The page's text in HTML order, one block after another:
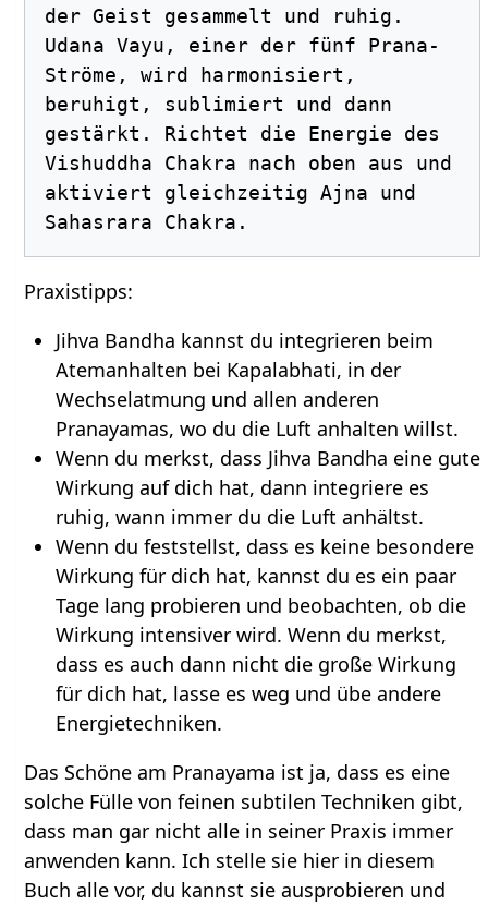
der Geist gesammelt und ruhig.
Udana Vayu, einer der fünf Prana-
Ströme, wird harmonisiert,
beruhigt, sublimiert und dann
gestärkt. Richtet die Energie des
Vishuddha Chakra nach oben aus und
aktiviert gleichzeitig Ajna und
Praxistipps:
Jihva Bandha kannst du integrieren beim
Atemanhalten bei Kapalabhati, in der
Wechselatmung und allen anderen
Pranayamas, wo du die Luft anhalten willst.
Wenn du merkst, dass Jihva Bandha eine gute
Wirkung auf dich hat, dann integriere es
ruhig, wann immer du die Luft anhältst.
Wenn du feststellst, dass es keine besondere
Wirkung für dich hat, kannst du es ein paar
Tage lang probieren und beobachten, ob die
Wirkung intensiver wird. Wenn du merkst,
dass es auch dann nicht die große Wirkung
für dich hat, lasse es weg und übe andere
Energietechniken.
Das Schöne am Pranayama ist ja, dass es eine
solche Fülle von feinen subtilen Techniken gibt,
dass man gar nicht alle in seiner Praxis immer
anwenden kann. Ich stelle sie hier in diesem
Buch alle vor, du kannst sie ausprobieren und